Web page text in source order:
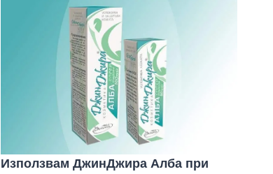
Използвам ДжинДжира Алба при